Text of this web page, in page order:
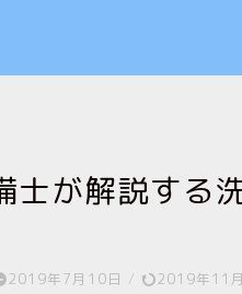
士が解説する
2019年7月10日 / 2019年11